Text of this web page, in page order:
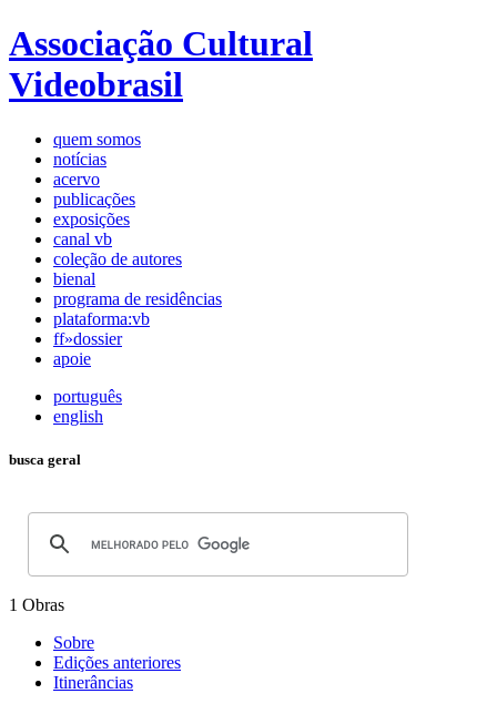
Associação Cultural
Videobrasil
quem somos
notícias
acervo
publicações
exposições
canal vb
coleção de autores
bienal
programa de residências
plataforma:vb
ff»dossier
apoie
português
english
busca geral
1 Obras
Sobre
Edições anteriores
Itinerâncias